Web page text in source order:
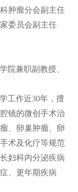
肿瘤分会副主任
委员会副主任
院兼职副教授、
工作近30年，擅
镜的微创手术治
、卵巢肿瘤、卵
术及化疗等规范
妇科内分泌疾病
、更年期疾病